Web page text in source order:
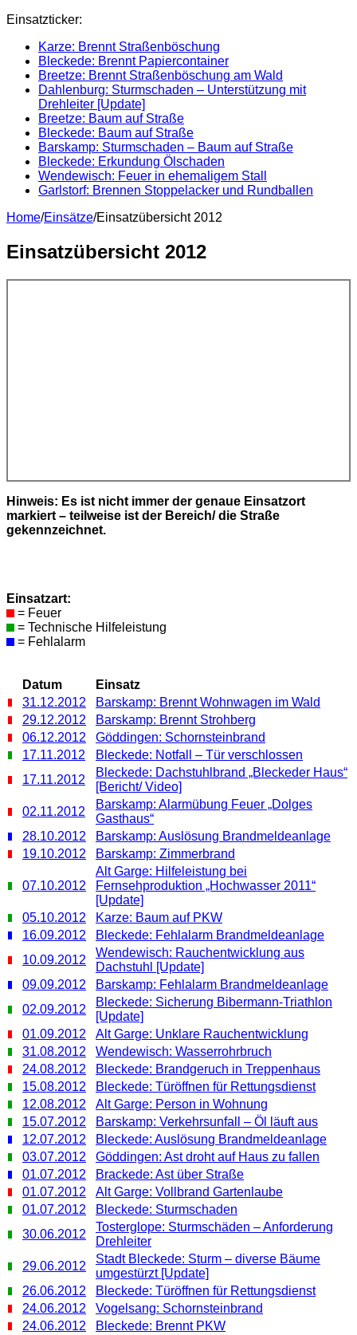
Einsatzticker:
Karze: Brennt Straßenböschung
Bleckede: Brennt Papiercontainer
Breetze: Brennt Straßenböschung am Wald
Dahlenburg: Sturmschaden – Unterstützung mit
Drehleiter [Update]
Breetze: Baum auf Straße
Bleckede: Baum auf Straße
Barskamp: Sturmschaden – Baum auf Straße
Bleckede: Erkundung Ölschaden
Wendewisch: Feuer in ehemaligem Stall
Garlstorf: Brennen Stoppelacker und Rundballen
Home/Einsätze/Einsatzübersicht 2012
Einsatzübersicht 2012
Hinweis: Es ist nicht immer der genaue Einsatzort
markiert – teilweise ist der Bereich/ die Straße
gekennzeichnet.
Einsatzart:
= Feuer
= Technische Hilfeleistung
= Fehlalarm
Datum
Einsatz
31.12.2012
Barskamp: Brennt Wohnwagen im Wald
29.12.2012
Barskamp: Brennt Strohberg
06.12.2012
Göddingen: Schornsteinbrand
17.11.2012
Bleckede: Notfall – Tür verschlossen
17.11.2012
Bleckede: Dachstuhlbrand „Bleckeder Haus“
[Bericht/ Video]
02.11.2012
Barskamp: Alarmübung Feuer „Dolges
Gasthaus“
28.10.2012
Barskamp: Auslösung Brandmeldeanlage
19.10.2012
Barskamp: Zimmerbrand
07.10.2012
Alt Garge: Hilfeleistung bei
Fernsehproduktion „Hochwasser 2011“
[Update]
05.10.2012
Karze: Baum auf PKW
16.09.2012
Bleckede: Fehlalarm Brandmeldeanlage
10.09.2012
Wendewisch: Rauchentwicklung aus
Dachstuhl [Update]
09.09.2012
Barskamp: Fehlalarm Brandmeldeanlage
02.09.2012
Bleckede: Sicherung Bibermann-Triathlon
[Update]
01.09.2012
Alt Garge: Unklare Rauchentwicklung
31.08.2012
Wendewisch: Wasserrohrbruch
24.08.2012
Bleckede: Brandgeruch in Treppenhaus
15.08.2012
Bleckede: Türöffnen für Rettungsdienst
12.08.2012
Alt Garge: Person in Wohnung
15.07.2012
Barskamp: Verkehrsunfall – Öl läuft aus
12.07.2012
Bleckede: Auslösung Brandmeldeanlage
03.07.2012
Göddingen: Ast droht auf Haus zu fallen
01.07.2012
Brackede: Ast über Straße
01.07.2012
Alt Garge: Vollbrand Gartenlaube
01.07.2012
Bleckede: Sturmschaden
30.06.2012
Tosterglope: Sturmschäden – Anforderung
Drehleiter
29.06.2012
Stadt Bleckede: Sturm – diverse Bäume
umgestürzt [Update]
26.06.2012
Bleckede: Türöffnen für Rettungsdienst
24.06.2012
Vogelsang: Schornsteinbrand
24.06.2012
Bleckede: Brennt PKW